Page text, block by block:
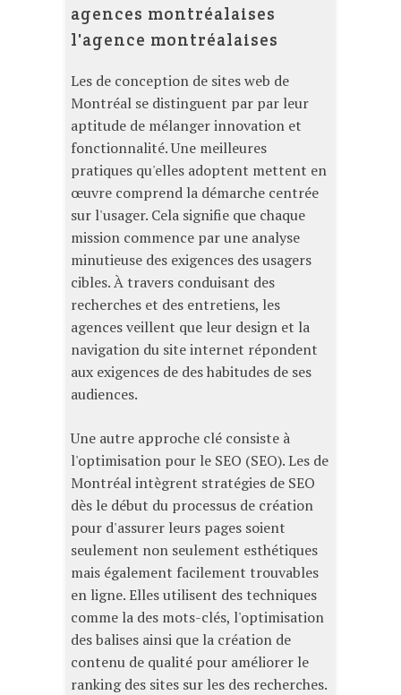
agences montréalaises
l'agence montréalaises
Les de conception de sites web de
Montréal se distinguent par par leur
aptitude de mélanger innovation et
fonctionnalité. Une meilleures
pratiques qu'elles adoptent mettent en
œuvre comprend la démarche centrée
sur l'usager. Cela signifie que chaque
mission commence par une analyse
minutieuse des exigences des usagers
cibles. À travers conduisant des
recherches et des entretiens, les
agences veillent que leur design et la
navigation du site internet répondent
aux exigences de des habitudes de ses
audiences.
Une autre approche clé consiste à
l'optimisation pour le SEO (SEO). Les de
Montréal intègrent stratégies de SEO
dès le début du processus de création
pour d'assurer leurs pages soient
seulement non seulement esthétiques
mais également facilement trouvables
en ligne. Elles utilisent des techniques
comme la des mots-clés, l'optimisation
des balises ainsi que la création de
contenu de qualité pour améliorer le
ranking des sites sur les des recherches.